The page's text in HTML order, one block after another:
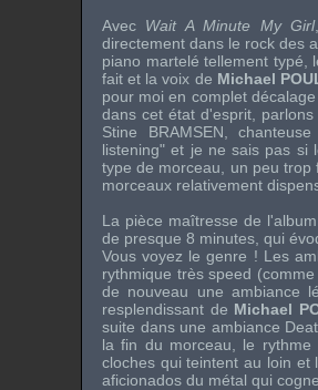
Avec Wait A Minute My Girl
directement dans le rock des
piano martelé tellement typé,
fait et la voix de Michael
pour moi en complet
dans cet état d'esprit, parlons
Stine BRAMSEN ,
listening" et je ne sais pas si
type de morceau, un peu
morceaux relativement
La pièce maîtresse de
de presque 8 minutes, qui
Vous voyez le genre ! Les
rythmique très speed
de nouveau une ambiance
resplendissant de Michael
suite dans une ambiance
la fin du morceau, le
cloches qui teintent au loin
aficionados du métal qui